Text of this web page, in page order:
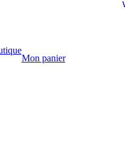
Mon panier